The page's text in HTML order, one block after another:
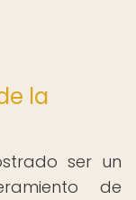
la
ser un
de